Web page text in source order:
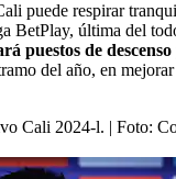
puede respirar
BetPlay, última del
puestos de descenso
del año, en
Cali 2024-l. | Foto: